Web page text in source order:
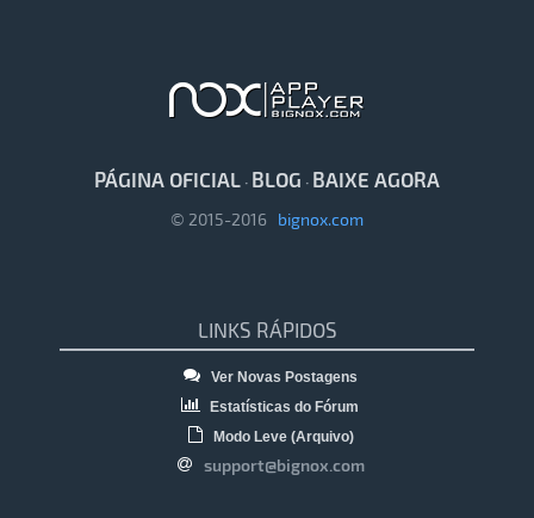
PÁGINA OFICIAL · BLOG · BAIXE AGORA
© 2015-2016 bignox.com
LINKS RÁPIDOS
Ver Novas Postagens
Estatísticas do Fórum
Modo Leve (Arquivo)
support@bignox.com